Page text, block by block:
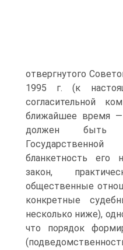
от­вергнутого
1995 г. (к
согласительной
ближайшее время —
должен быть
бланкетность его
закон,
общественные
конкретные
несколько ниже),
что порядок